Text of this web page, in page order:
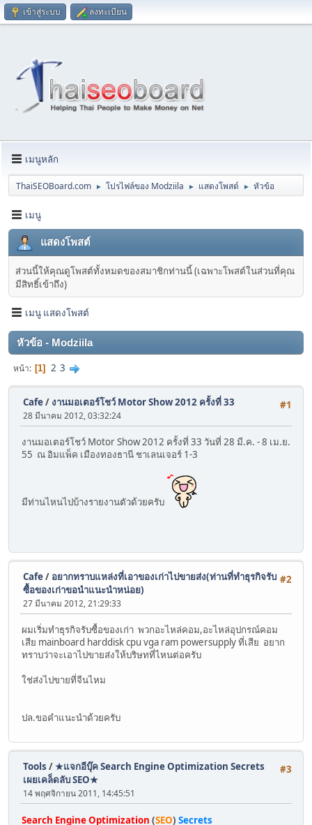
เข้าสู่ระบบ ลงทะเบียน
เมนูหลัก
ThaiSEOBoard.com ► โปรไฟล์ของ Modziila ► แสดงโพสต์ ► หัวข้อ
เมนู
แสดงโพสต์
ส่วนนี้ให้คุณดูโพสต์ทั้งหมดของสมาชิกท่านนี้ (เฉพาะโพสต์ในส่วนที่คุณ
มีสิทธิ์เข้าถึง)
เมนู แสดงโพสต์
หัวข้อ - Modziila
หน้า 1 2 3
#1
Cafe/ งานมอเตอร์โชว์ Motor Show 2012 ครั้งที่ 33
28 มีนาคม 2012, 03:32:24
งานมอเตอร์โชว์ Motor Show 2012 ครั้งที่ 33 วันที่ 28 มี.ค. - 8 เม.ย.
55 ณ อิมแพ็ค เมืองทองธานี ชาเลนเจอร์ 1-3
มีท่านไหนไปบ้างรายงานตัวด้วยครับ
#2
Cafe/ อยากทราบแหล่งที่เอาของเก่าไปขายส่ง(ท่านที่ทำธุรกิจรับ
ซื้อของเก่าขอนำแนะนำหน่อย)
27 มีนาคม 2012, 21:29:33
ผมเริ่มทำธุรกิจรับซื้อของเก่า พวกอะไหล่คอม,อะไหล่อุปกรณ์คอม
เสีย mainboard harddisk cpu vga ram powersupply ที่เสีย อยาก
ทราบว่าจะเอาไปขายส่งให้บริษทที่ไหนต่อครับ
ใช่ส่งไปขายที่จีนไหม
ปล.ขอคำแนะนำด้วยครับ
#3
Tools /★แจกอีบุ๊ค Search Engine Optimization Secrets
เผยเคล็ดลับ SEO★
14 พฤศจิกายน 2011, 14:45:51
Search Engine Optimization (SEO) Secrets